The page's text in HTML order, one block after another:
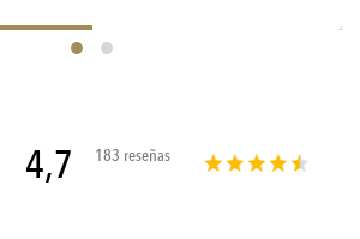
4,7 183 reseñas